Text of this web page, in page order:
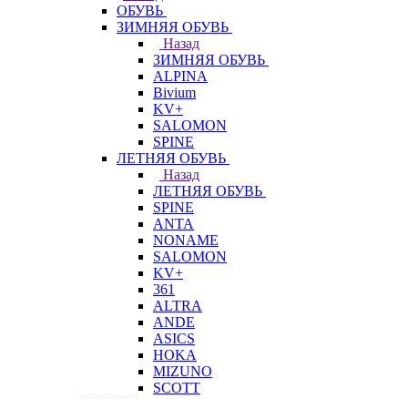
ОБУВЬ
ЗИМНЯЯ ОБУВЬ
Назад
ЗИМНЯЯ ОБУВЬ
ALPINA
Bivium
KV+
SALOMON
SPINE
ЛЕТНЯЯ ОБУВЬ
Назад
ЛЕТНЯЯ ОБУВЬ
SPINE
ANTA
NONAME
SALOMON
KV+
361
ALTRA
ANDE
ASICS
HOKA
MIZUNO
SCOTT